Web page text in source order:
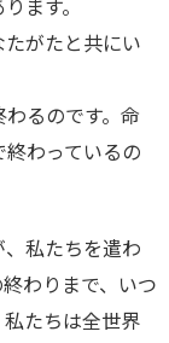
ます。
たがたと共にい
るのです。命
わっているの
私たちを遣わ
わりまで、いつ
たちは全世界